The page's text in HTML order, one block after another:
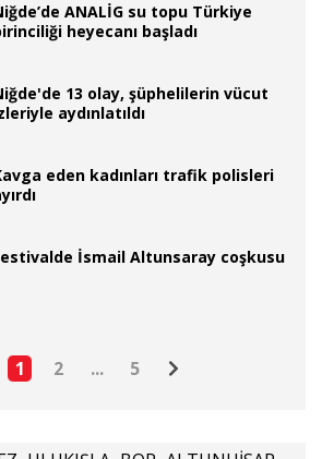
ANALİG su topu Türkiye
heyecanı başladı
13 olay, şüphelilerin vücut
aydınlatıldı
eden kadınları trafik polisleri
İsmail Altunsaray coşkusu
1 2 ... 5